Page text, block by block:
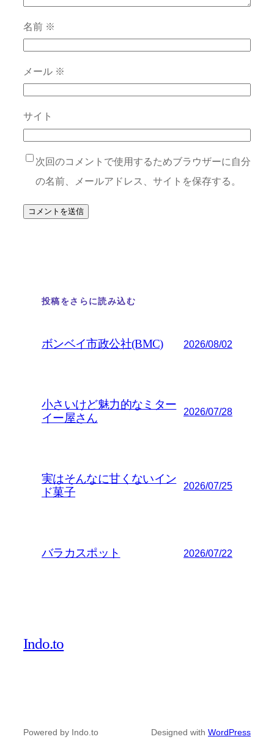
名前 ※
メール ※
サイト
次回のコメントで使用するためブラウザーに自分
の名前、メールアドレス、サイトを保存する。
投稿をさらに読み込む
ボンベイ市政公社(BMC) 2026/08/02
小さいけど魅力的なミター
イー屋さん
2026/07/28
実はそんなに甘くないイン
ド菓子
2026/07/25
バラカスポット 2026/07/22
Indo.to
Powered by Indo.to Designed with WordPress